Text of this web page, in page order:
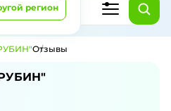
регион
Отзывы
ООО